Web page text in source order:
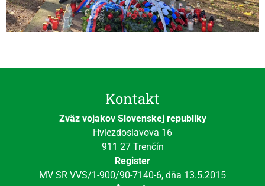
Kontakt
Zväz vojakov Slovenskej republiky
Hviezdoslavova 16
911 27 Trenčín
Register
MV SR VVS/1-900/90-7140-6, dňa 13.5.2015